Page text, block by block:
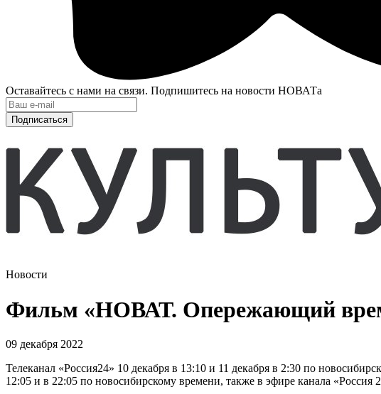
Оставайтесь с нами на связи. Подпишитесь на новости НОВАТа
Подписаться
Новости
Фильм «НОВАТ. Опережающий
09 декабря 2022
Телеканал «Россия24» 10 декабря в 13:10 и 11 декабря в 2:30 по
12:05 и в 22:05 по новосибирскому времени, также в эфире канала «Россия